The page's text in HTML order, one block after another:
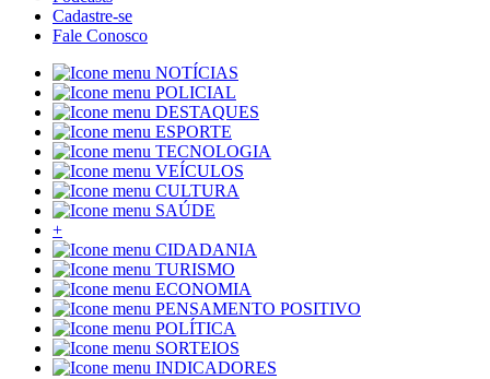
Cadastre-se
Fale Conosco
NOTÍCIAS
POLICIAL
DESTAQUES
ESPORTE
TECNOLOGIA
VEÍCULOS
CULTURA
SAÚDE
+
CIDADANIA
TURISMO
ECONOMIA
PENSAMENTO POSITIVO
POLÍTICA
SORTEIOS
INDICADORES